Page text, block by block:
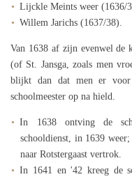
Lijckle Meints weer (1636/
Willem Jarichs (1637/38).
Van 1638 af zijn evenwel de
(of St. Jansga, zoals men
blijkt dan dat men er voor
schoolmeester op na hield.
In 1638 ontving de
schooldienst, in 1639
naar Rotstergaast vertrok.
In 1641 en '42 kreeg de